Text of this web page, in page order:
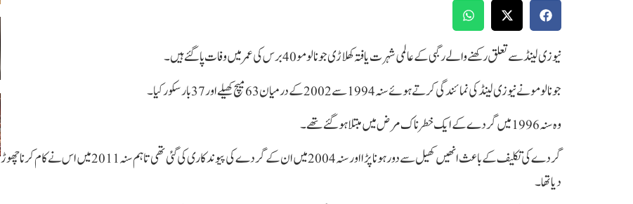
نیوزی لینڈ سے تعلق رکھنے والے رگبی کے عالمی شہرت یافتہ کھلاڑی جونا لومو 40 برس کی عمر میں وفات پا گئے ہیں۔
جونا لومو نے نیوزی لینڈ کی نمائندگی کرتے ہوئے سنہ 1994 سے 2002 کے درمیان 63 میچ کھیلے اور 37 بار سکور کیا۔
وہ سنہ 1996 میں گردے کے ایک خطرناک مرض میں مبتلا ہوگئے تھے۔
گردے کی تکلیف کے باعث انھیں کھیل سے دور ہونا پڑا اور سنہ 2004 میں ان کے گردے کی پیوندکاری کی گئی تھی تاہم سنہ 2011 میں اس نے کام کرنا چھوڑ
دیا تھا۔